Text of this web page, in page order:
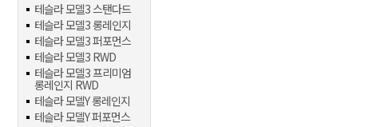
테슬라 모델3 스탠다드
테슬라 모델3 롱레인지
테슬라 모델3 퍼포먼스
테슬라 모델3 RWD
테슬라 모델3 프리미엄
롱레인지 RWD
테슬라 모델Y 롱레인지
테슬라 모델Y 퍼포먼스